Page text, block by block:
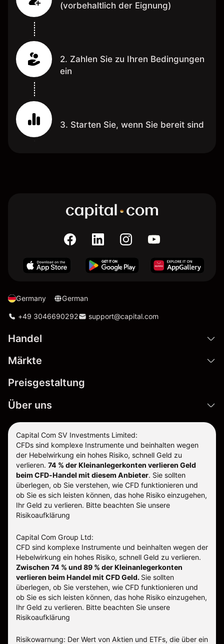
(vorbehaltlich der Eignung)
2. Zahlen Sie zu Ihren Bedingungen
ein
3. Starten Sie, wenn Sie bereit sind
Germany German
+49 3046690292 support@capital.com
Handel
Märkte
Preisgestaltung
Über uns
Capital Com SV Investments Limited:
CFDs sind komplexe Instrumente und beinhalten wegen
der Hebelwirkung ein hohes Risiko, schnell Geld zu
verlieren. 74 % der Kleinanlegerkonten verlieren Geld
beim CFD-Handel mit diesem Anbieter. Sie sollten
überlegen, ob Sie verstehen, wie CFD funktionieren und
ob Sie es sich leisten können, das hohe Risiko einzugehen,
Ihr Geld zu verlieren. Bitte beachten Sie unsere
Risikoaufklärung
Capital Com Group Ltd:
CFD sind komplexe Instrumente und beinhalten wegen der
Hebelwirkung ein hohes Risiko, schnell Geld zu verlieren.
Zwischen 74 % und 89 % der Kleinanlegerkonten
verlieren beim Handel mit CFD Geld. Sie sollten
überlegen, ob Sie verstehen, wie CFD funktionieren und
ob Sie es sich leisten können, das hohe Risiko einzugehen,
Ihr Geld zu verlieren. Bitte beachten Sie unsere
Risikoaufklärung
Risikowarnung: Der Wert von Aktien und ETFs, die über ein